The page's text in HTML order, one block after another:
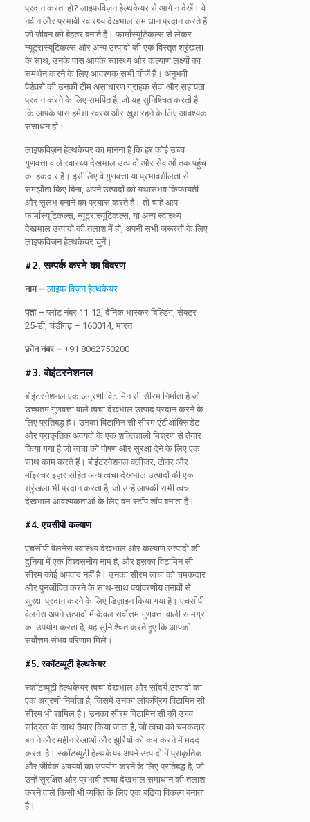
प्रदान करता हो? लाइफविज़न हेल्थकेयर से आगे न देखें। वे
नवीन और प्रभावी स्वास्थ्य देखभाल समाधान प्रदान करते हैं
जो जीवन को बेहतर बनाते हैं। फार्मास्यूटिकल्स से लेकर
न्यूट्रास्यूटिकल्स और अन्य उत्पादों की एक विस्तृत श्रृंखला
के साथ, उनके पास आपके स्वास्थ्य और कल्याण लक्ष्यों का
समर्थन करने के लिए आवश्यक सभी चीजें हैं। अनुभवी
पेशेवरों की उनकी टीम असाधारण ग्राहक सेवा और सहायता
प्रदान करने के लिए समर्पित है, जो यह सुनिश्चित करती है
कि आपके पास हमेशा स्वस्थ और खुश रहने के लिए आवश्यक
संसाधन हों।
लाइफविज़न हेल्थकेयर का मानना ​​है कि हर कोई उच्च
गुणवत्ता वाले स्वास्थ्य देखभाल उत्पादों और सेवाओं तक पहुंच
का हकदार है। इसीलिए वे गुणवत्ता या प्रभावशीलता से
समझौता किए बिना, अपने उत्पादों को यथासंभव किफायती
और सुलभ बनाने का प्रयास करते हैं। तो चाहे आप
फार्मास्यूटिकल्स, न्यूट्रास्यूटिकल्स, या अन्य स्वास्थ्य
देखभाल उत्पादों की तलाश में हों, अपनी सभी जरूरतों के लिए
लाइफविजन हेल्थकेयर चुनें।
#2. सम्पर्क करने का विवरण
नाम –लाइफ विज़न हेल्थकेयर
पता – प्लॉट नंबर 11-12, दैनिक भास्कर बिल्डिंग, सेक्टर
25-डी, चंडीगढ़ – 160014, भारत
फ़ोन नंबर – +91 8062750200
#3. बोइंटरनेशनल
बोइंटरनेशनल एक अग्रणी विटामिन सी सीरम निर्माता है जो
उच्चतम गुणवत्ता वाले त्वचा देखभाल उत्पाद प्रदान करने के
लिए प्रतिबद्ध है। उनका विटामिन सी सीरम एंटीऑक्सिडेंट
और प्राकृतिक अवयवों के एक शक्तिशाली मिश्रण से तैयार
किया गया है जो त्वचा को पोषण और सुरक्षा देने के लिए एक
साथ काम करते हैं। बोइंटरनेशनल क्लींजर, टोनर और
मॉइस्चराइज़र सहित अन्य त्वचा देखभाल उत्पादों की एक
श्रृंखला भी प्रदान करता है, जो उन्हें आपकी सभी त्वचा
देखभाल आवश्यकताओं के लिए वन-स्टॉप शॉप बनाता है।
#4. एचसीपी कल्याण
एचसीपी वेलनेस स्वास्थ्य देखभाल और कल्याण उत्पादों की
दुनिया में एक विश्वसनीय नाम है, और इसका विटामिन सी
सीरम कोई अपवाद नहीं है। उनका सीरम त्वचा को चमकदार
और पुनर्जीवित करने के साथ-साथ पर्यावरणीय तनावों से
सुरक्षा प्रदान करने के लिए डिज़ाइन किया गया है। एचसीपी
वेलनेस अपने उत्पादों में केवल सर्वोत्तम गुणवत्ता वाली सामग्री
का उपयोग करता है, यह सुनिश्चित करते हुए कि आपको
सर्वोत्तम संभव परिणाम मिले।
#5. स्कॉटब्यूटी हेल्थकेयर
स्कॉटब्यूटी हेल्थकेयर त्वचा देखभाल और सौंदर्य उत्पादों का
एक अग्रणी निर्माता है, जिसमें उनका लोकप्रिय विटामिन सी
सीरम भी शामिल है। उनका सीरम विटामिन सी की उच्च
सांद्रता के साथ तैयार किया जाता है, जो त्वचा को चमकदार
बनाने और महीन रेखाओं और झुर्रियों को कम करने में मदद
करता है। स्कॉटब्यूटी हेल्थकेयर अपने उत्पादों में प्राकृतिक
और जैविक अवयवों का उपयोग करने के लिए प्रतिबद्ध है, जो
उन्हें सुरक्षित और प्रभावी त्वचा देखभाल समाधान की तलाश
करने वाले किसी भी व्यक्ति के लिए एक बढ़िया विकल्प बनाता
है।